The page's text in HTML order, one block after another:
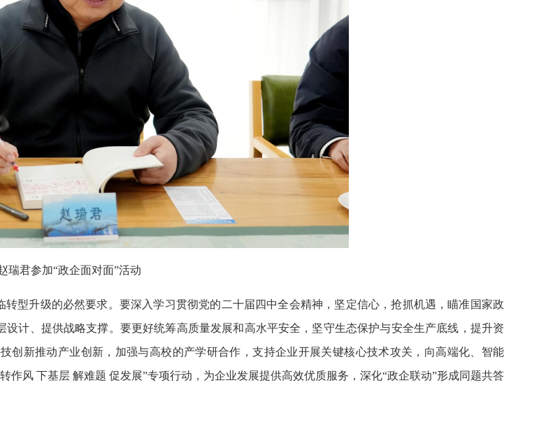
瑞君参加“政企面对面”活动
型升级的必然要求。要深入学习贯彻党的二十届四中全会精神，坚定信心，抢抓机遇，瞄准国家政
计、提供战略支撑。要更好统筹高质量发展和高水平安全，坚守生态保护与安全生产底线，提升资
创新推动产业创新，加强与高校的产学研合作，支持企业开展关键核心技术攻关，向高端化、智能
风 下基层 解难题 促发展”专项行动，为企业发展提供高效优质服务，深化“政企联动”形成同题共答